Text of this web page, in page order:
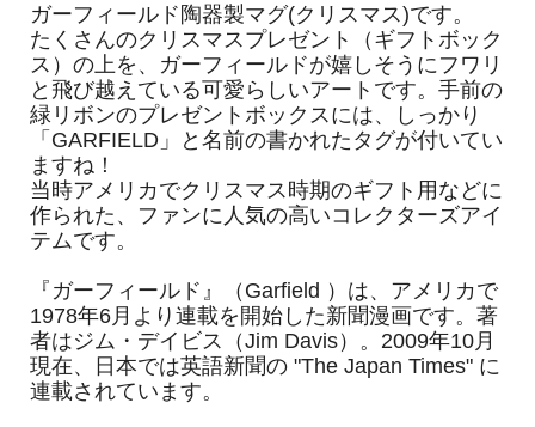
ガーフィールド陶器製マグ(クリスマス)です。
たくさんのクリスマスプレゼント（ギフトボック
ス）の上を、ガーフィールドが嬉しそうにフワリ
と飛び越えている可愛らしいアートです。手前の
緑リボンのプレゼントボックスには、しっかり
「GARFIELD」と名前の書かれたタグが付いてい
ますね！
当時アメリカでクリスマス時期のギフト用などに
作られた、ファンに人気の高いコレクターズアイ
テムです。
『ガーフィールド』（Garfield ）は、アメリカで
1978年6月より連載を開始した新聞漫画です。著
者はジム・デイビス（Jim Davis）。2009年10月
現在、日本では英語新聞の "The Japan Times" に
連載されています。